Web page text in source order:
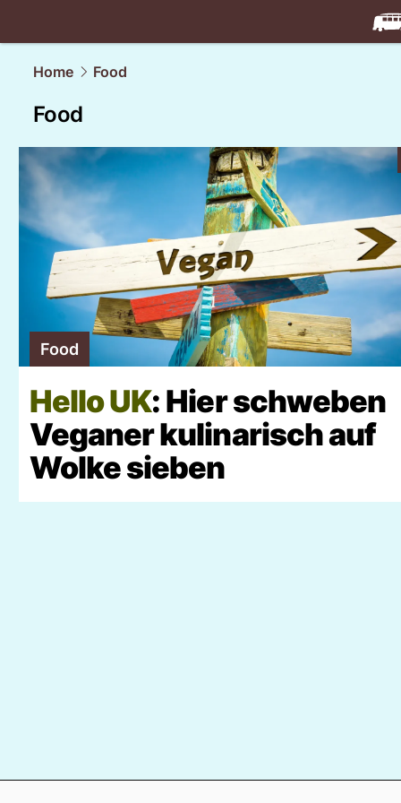
travel.
Home
Food
Food
Food
Hello UK: Hier schweben
Veganer kulinarisch auf
Wolke sieben